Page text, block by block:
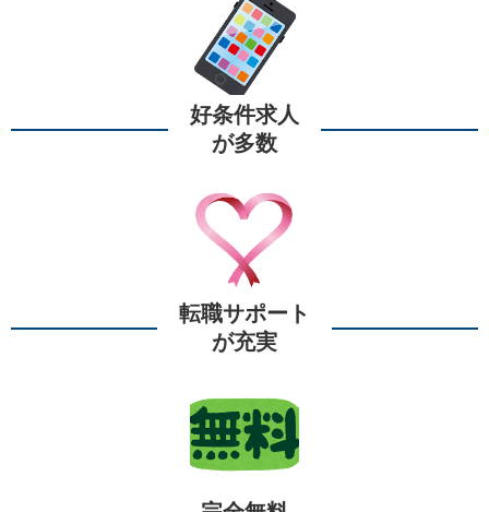
好条件求人
が多数
転職サポート
が充実